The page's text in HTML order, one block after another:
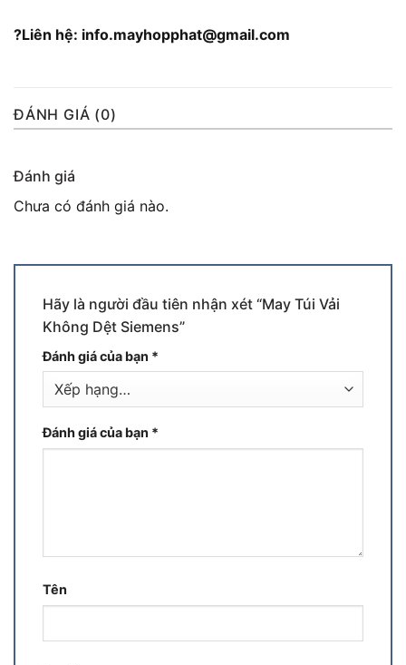
?Liên hệ: info.mayhopphat@gmail.com
ĐÁNH GIÁ (0)
Đánh giá
Chưa có đánh giá nào.
Hãy là người đầu tiên nhận xét “May Túi Vải
Không Dệt Siemens”
Đánh giá của bạn *
Đánh giá của bạn *
Tên